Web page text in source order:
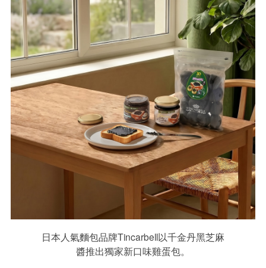
日本人氣麵包品牌Tincarbell以千金丹黑芝麻
醬推出獨家新口味雞蛋包。